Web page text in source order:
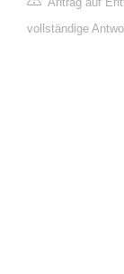
vollständige